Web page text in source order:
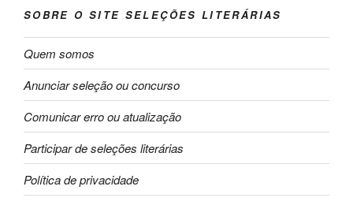
SOBRE O SITE SELEÇÕES LITERÁRIAS
Quem somos
Anunciar seleção ou concurso
Comunicar erro ou atualização
Participar de seleções literárias
Política de privacidade